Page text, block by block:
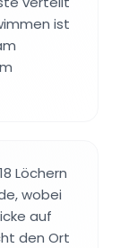
ist
Löchern
wobei
auf
den Ort